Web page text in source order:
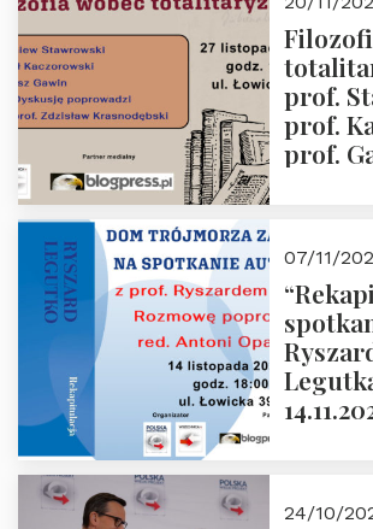
godz.
prof.
prof.
prof.
07/11/
24/10/